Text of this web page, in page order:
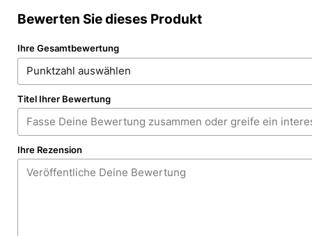
Bewerten Sie dieses Produkt
Ihre Gesamtbewertung
Titel Ihrer Bewertung
Ihre Rezension